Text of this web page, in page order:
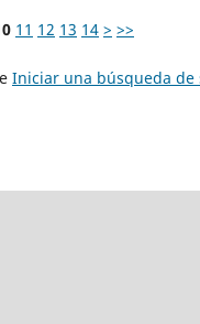
11 12 13 14 > >>
Iniciar una búsqueda de